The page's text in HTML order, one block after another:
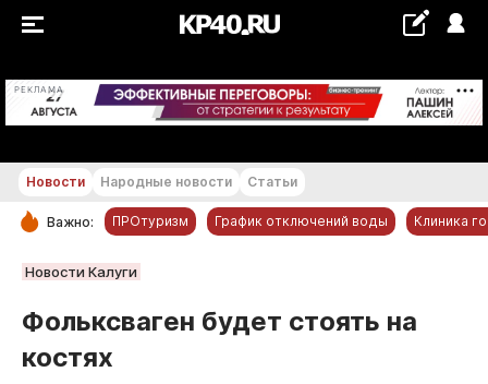
РЕКЛАМА +22...+23 °С
РУБРИКИ
Новости компаний
Статьи
Новости Народные новости Статьи
Важно: ПРОтуризм График отключений воды Клиника
Новости Калуги
Фольксваген будет стоять на
костях